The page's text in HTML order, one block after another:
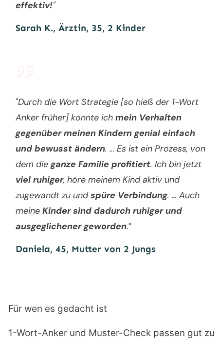
effektiv!"
Sarah K., Ärztin, 35, 2 Kinder
”
"Durch die Wort Strategie [so hieß der 1-Wort
Anker früher] konnte ich mein Verhalten
gegenüber meinen Kindern genial einfach
und bewusst ändern. … Es ist ein Prozess, von
dem die ganze Familie profitiert. Ich bin jetzt
viel ruhiger, höre meinem Kind aktiv und
zugewandt zu undspüre Verbindung. … Auch
meine Kinder sind dadurch ruhiger und
ausgeglichener geworden.”
Daniela, 45, Mutter von 2 Jungs
Für wen es gedacht ist
1-Wort-Anker und Muster-Check passen gut zu